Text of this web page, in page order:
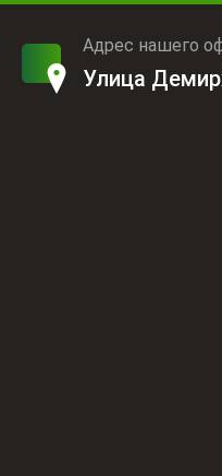
Адрес нашего
Улица